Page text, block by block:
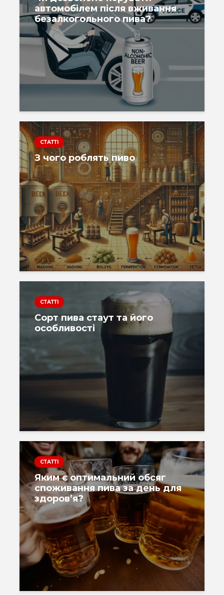
автомобілем після вживання
безалкогольного пива?
СТАТТІ
З чого роблять пиво
СТАТТІ
Сорт пива стаут та його
особливості
СТАТТІ
Яким є оптимальний обсяг
споживання пива за день для
здоров’я?